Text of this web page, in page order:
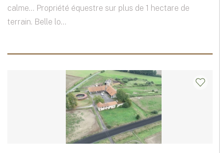
calme... Propriété équestre sur plus de 1 hectare de
terrain. Belle lo...